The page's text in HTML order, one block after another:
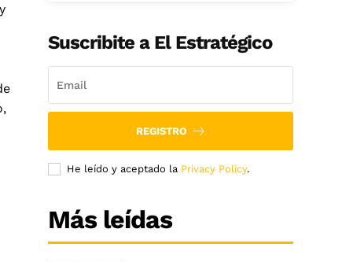
Suscribite a El Estratégico
REGISTRO
He leído y aceptado la Privacy Policy.
Más leídas